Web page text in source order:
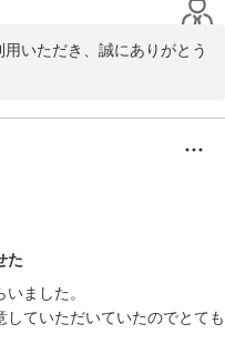
立ち寄りくださいませ。スタ
。
いただき、誠にありがとう
わたり当ホテルをご愛顧い
上げます。また、大切なお
選びいただき、重ねて御礼
て「とても嬉しかった」と
嬉しく拝読いたしました。
快な思いをお掛けし申し訳
いた際にすぐ対応できたこ
点検・清掃を徹底し、快適
てまいります。
た
ました。
ていただいていたのでとても